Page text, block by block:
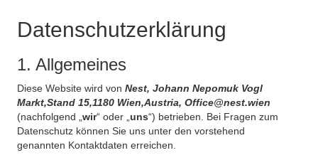
Datenschutzerklärung
1. Allgemeines
Diese Website wird von Nest, Johann Nepomuk Vogl
Markt,Stand 15,1180 Wien,Austria, Office@nest.wien
(nachfolgend „ wir“ oder „ uns“) betrieben. Bei Fragen zum
Datenschutz können Sie uns unter den vorstehend
genannten Kontaktdaten erreichen.